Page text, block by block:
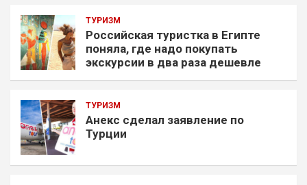
ТУРИЗМ
Российская туристка в Египте
поняла, где надо покупать
экскурсии в два раза дешевле
ТУРИЗМ
Анекс сделал заявление по
Турции